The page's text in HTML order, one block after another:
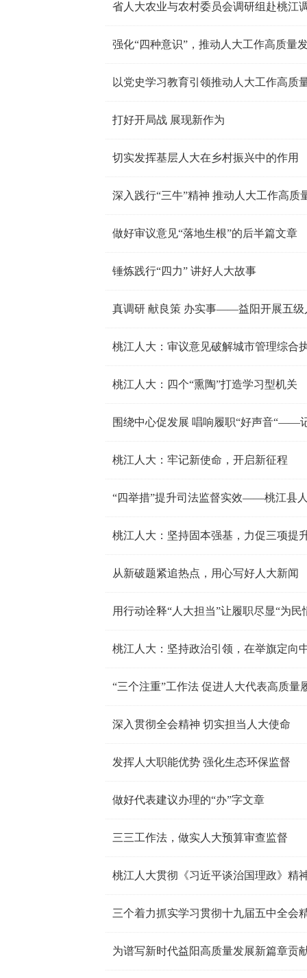
省人大农业与农村委员会调研组赴桃江
强化“四种意识”，推动人大工作高质量
以党史学习教育引领推动人大工作高质
打好开局战 展现新作为
切实发挥基层人大在乡村振兴中的作用
深入践行“三牛”精神 推动人大工作高质
做好审议意见“落地生根”的后半篇文章
锤炼践行“四力” 讲好人大故事
桃江人大：审议意见破解城市管理综合
桃江人大：四个“熏陶”打造学习型机关
围绕中心促发展 唱响履职“好声音“——
桃江人大：牢记新使命，开启新征程
“四举措”提升司法监督实效——桃江县
桃江人大：坚持固本强基，力促三项提
从新破题紧追热点，用心写好人大新闻
桃江人大：坚持政治引领，在举旗定向
“三个注重”工作法 促进人大代表高质量
深入贯彻全会精神 切实担当人大使命
发挥人大职能优势 强化生态环保监督
做好代表建议办理的“办”字文章
三三工作法，做实人大预算审查监督
桃江人大贯彻《习近平谈治国理政》精
三个着力抓实学习贯彻十九届五中全会
为谱写新时代益阳高质量发展新篇章贡